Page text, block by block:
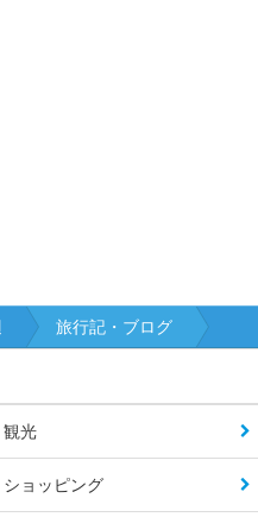
旅行記・ブログ
観光
ショッピング